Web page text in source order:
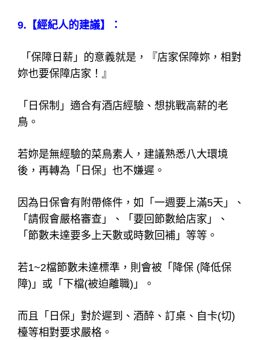
9.【經紀人的建議】：
「保障日薪」的意義就是，『店家保障妳，相對
妳也要保障店家！』
「日保制」適合有酒店經驗、想挑戰高薪的老
鳥。
若妳是無經驗的菜鳥素人，建議熟悉八大環境
後，再轉為「日保」也不嫌遲。
因為日保會有附帶條件，如「一週要上滿5天」、
「請假會嚴格審查」、「要回節數給店家」、
「節數未達要多上天數或時數回補」等等。
若1~2檔節數未達標準，則會被「降保 (降低保
障)」或「下檔(被迫離職)」。
而且「日保」對於遲到、酒醉、訂桌、自卡(切)
檯等相對要求嚴格。